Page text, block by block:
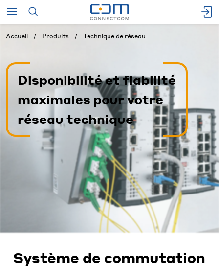
Accueil Produits Technique de réseau
Disponibilité et fiabilité
maximales pour votre
réseau technique
Système de commutation